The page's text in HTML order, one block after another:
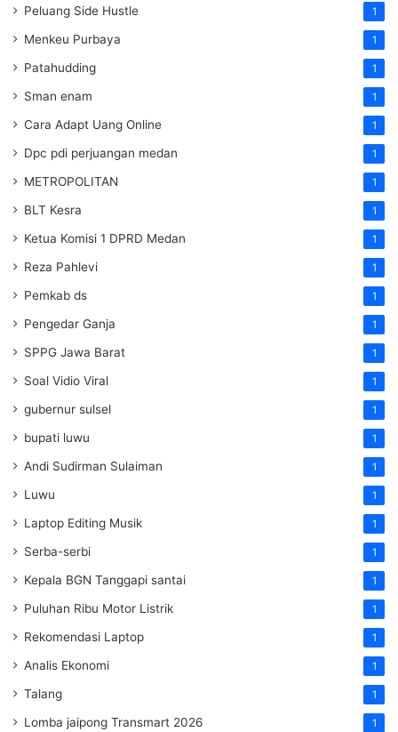
Peluang Side Hustle 1
Menkeu Purbaya 1
Patahudding 1
Sman enam 1
Cara Adapt Uang Online 1
Dpc pdi perjuangan medan 1
METROPOLITAN 1
BLT Kesra 1
Ketua Komisi 1 DPRD Medan 1
Reza Pahlevi 1
Pemkab ds 1
Pengedar Ganja 1
SPPG Jawa Barat 1
Soal Vidio Viral 1
gubernur sulsel 1
bupati luwu 1
Andi Sudirman Sulaiman 1
Luwu 1
Laptop Editing Musik 1
Serba-serbi 1
Kepala BGN Tanggapi santai 1
Puluhan Ribu Motor Listrik 1
Rekomendasi Laptop 1
Analis Ekonomi 1
Talang 1
Lomba jaipong Transmart 2026 1